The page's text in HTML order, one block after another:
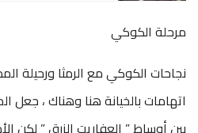
مرحلة الكوكي
نجاحات الكوكي مع الرمثا ورحيلة
اتهامات بالخيانة هنا وهناك ، جعل
بين أوساط ” العفاريت الزرق ” لكن